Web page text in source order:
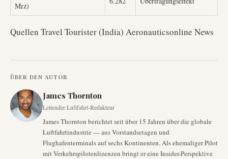
Mrz)
Quellen Travel Tourister (India) Aeronauticsonline News
ÜBER DEN AUTOR
James Thornton
Leitender Luftfahrt-Redakteur
James Thornton berichtet seit über 15 Jahren über die globale
Luftfahrtindustrie — aus Vorstandsetagen und
Flughafenterminals auf sechs Kontinenten. Als ehemaliger Pilot
mit Verkehrspilotenlizenzen bringt er eine Insider-Perspektive